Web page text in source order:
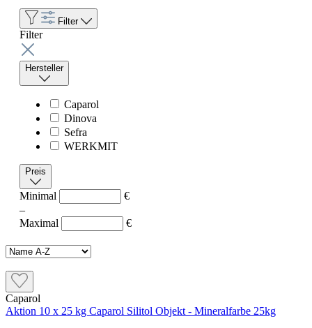
Filter
Filter
Hersteller
Caparol
Dinova
Sefra
WERKMIT
Preis
Minimal
€
–
Maximal
€
Caparol
Aktion 10 x 25 kg Caparol Silitol Objekt - Mineralfarbe 25kg